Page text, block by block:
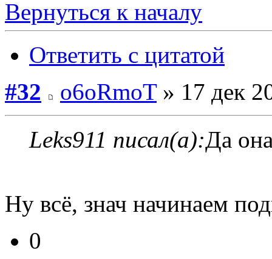
Вернуться к началу
Ответить с цитатой
#32
o6oRmoT» 17 дек
Leks911 писал(а):Да
Ну всё, знач начинаем
0